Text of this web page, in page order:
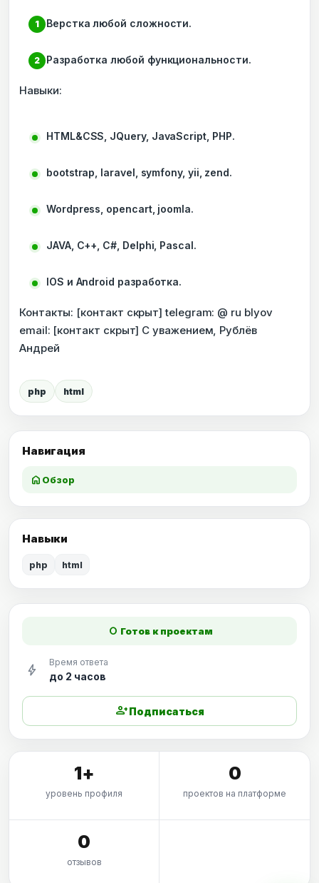
Навигация
home Обзор
Навыки
php html
Верстка любой сложности.
Разработка любой функциональности.
Навыки:
HTML&CSS, JQuery, JavaScript, PHP.
bootstrap, laravel, symfony, yii, zend.
Wordpress, opencart, joomla.
JAVA, C++, C#, Delphi, Pascal.
IOS и Android разработка.
Контакты: [контакт скрыт] telegram: @ ru blyov
email: [контакт скрыт] С уважением, Рублёв
Андрей
php html
fiber_manual_record Готов к проектам
bolt Время ответа
до 2 часов
person_addПодписаться
1+
уровень профиля
0
проектов на платформе
0
отзывов